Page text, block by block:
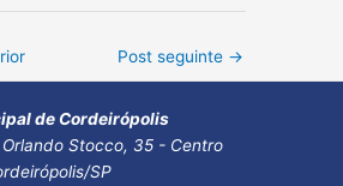
Post seguinte →
de Cordeirópolis
Stocco, 35 - Centro
SP